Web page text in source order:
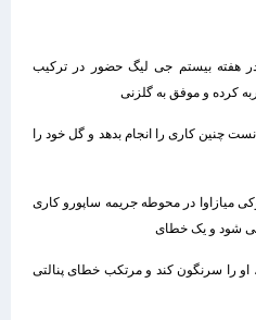
هفته بیستم جی لیگ حضور در ترکیب
کرده و موفق به گلزنی
چنین کاری را انجام بدهد و گل خود را
هیروکی میازاوا در محوطه جریمه ساپورو کاری
شود و یک خطای
را سرنگون کند و مرتکب خطای پنالتی